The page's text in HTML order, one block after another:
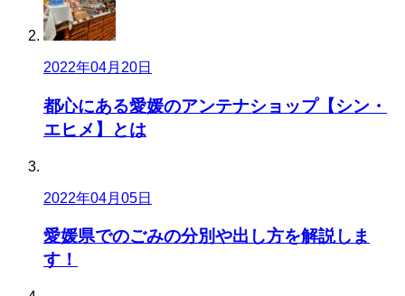
2022年04月20日
都心にある愛媛のアンテナショップ【シン・
エヒメ】とは
2022年04月05日
愛媛県でのごみの分別や出し方を解説しま
す！